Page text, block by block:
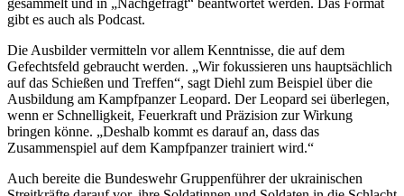
gesammelt und in „Nachgefragt“ beantwortet werden. Das Format
gibt es auch als Podcast.
Die Ausbilder vermitteln vor allem Kenntnisse, die auf dem
Gefechtsfeld gebraucht werden. „Wir fokussieren uns hauptsächlich
auf das Schießen und Treffen“, sagt Diehl zum Beispiel über die
Ausbildung am Kampfpanzer Leopard. Der Leopard sei überlegen,
wenn er Schnelligkeit, Feuerkraft und Präzision zur Wirkung
bringen könne. „Deshalb kommt es darauf an, dass das
Zusammenspiel auf dem Kampfpanzer trainiert wird.“
Auch bereite die Bundeswehr Gruppenführer der ukrainischen